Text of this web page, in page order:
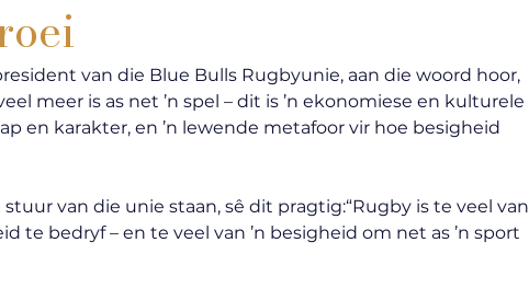
van die Blue Bulls Rugbyunie, aan die woord hoor,
meer is as net ’n spel – dit is ’n ekonomiese en kulturele
en karakter, en ’n lewende metafoor vir hoe besigheid
stuur van die unie staan, sê dit pragtig:“Rugby is te veel van
te bedryf – en te veel van ’n besigheid om net as ’n sport